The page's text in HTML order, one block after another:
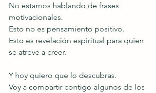
No estamos hablando de frases
motivacionales.
Esto no es pensamiento positivo.
Esto es revelación espiritual para quien
se atreve a creer.
Y hoy quiero que lo descubras.
Voy a compartir contigo algunos de los